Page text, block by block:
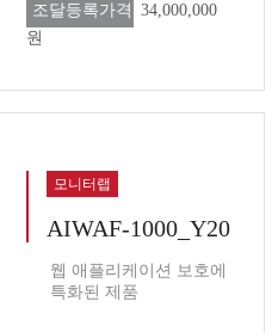
조달등록가격 34,000,000
원
모니터랩
AIWAF-1000_Y20
웹 애플리케이션 보호에
특화된 제품